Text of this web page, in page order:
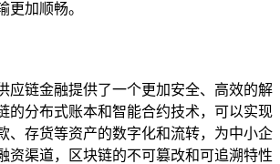
更加顺畅。
应链金融提供了一个更加安全、高效的解
的分布式账本和智能合约技术，可以实现
、存货等资产的数字化和流转，为中小企
资渠道，区块链的不可篡改和可追溯特性